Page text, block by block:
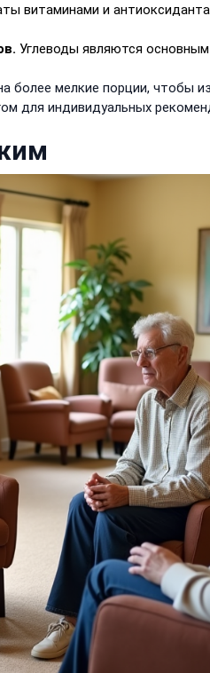
витаминами и
Углеводы являются
более мелкие порции, чтобы
для индивидуальных